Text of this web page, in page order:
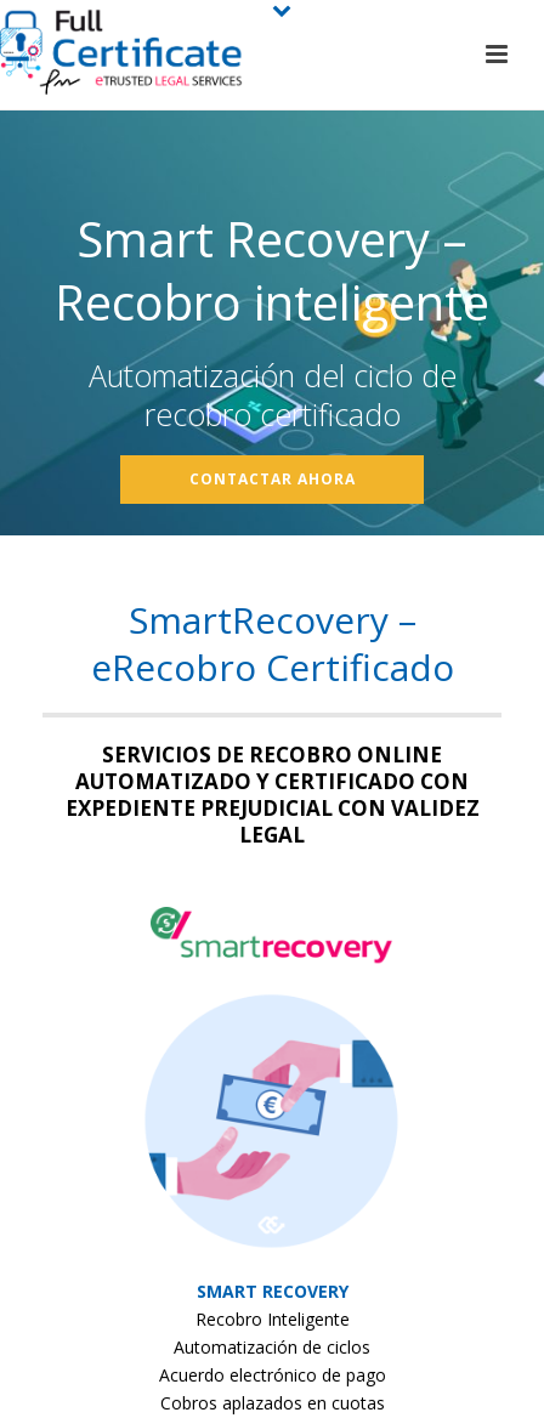
Smart Recovery –
Recobro inteligente
Automatización del ciclo de
recobro certificado
CONTACTAR AHORA
SmartRecovery –
eRecobro Certificado
SERVICIOS DE RECOBRO ONLINE
AUTOMATIZADO Y CERTIFICADO CON
EXPEDIENTE PREJUDICIAL CON VALIDEZ
LEGAL
SMART RECOVERY
Recobro Inteligente
Automatización de ciclos
Acuerdo electrónico de pago
Cobros aplazados en cuotas